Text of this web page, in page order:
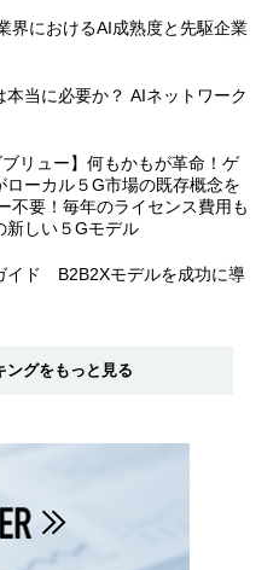
界におけるAI成熟度と先駆企業
当に必要か？ AIネットワーク
リュー】何もかもが革命！ゲ
ーカル５G市場の既存概念を
不要！毎年のライセンス費用も
しい５Gモデル
イド B2B2Xモデルを成功に導
ングをもっと見る